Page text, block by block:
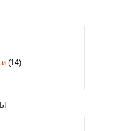
(14)